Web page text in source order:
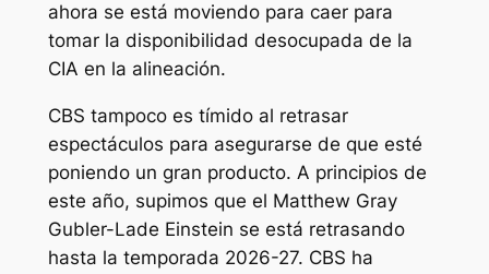
ahora se está moviendo para caer para
tomar la disponibilidad desocupada de la
CIA en la alineación.
CBS tampoco es tímido al retrasar
espectáculos para asegurarse de que esté
poniendo un gran producto. A principios de
este año, supimos que el Matthew Gray
Gubler-Lade Einstein se está retrasando
hasta la temporada 2026-27. CBS ha